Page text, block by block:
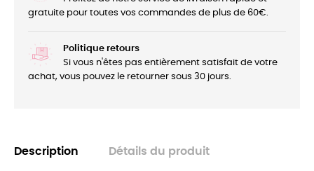
gratuite pour toutes vos commandes de plus de 60€.
Politique retours
Si vous n'êtes pas entièrement satisfait de votre
achat, vous pouvez le retourner sous 30 jours.
Description Détails du produit